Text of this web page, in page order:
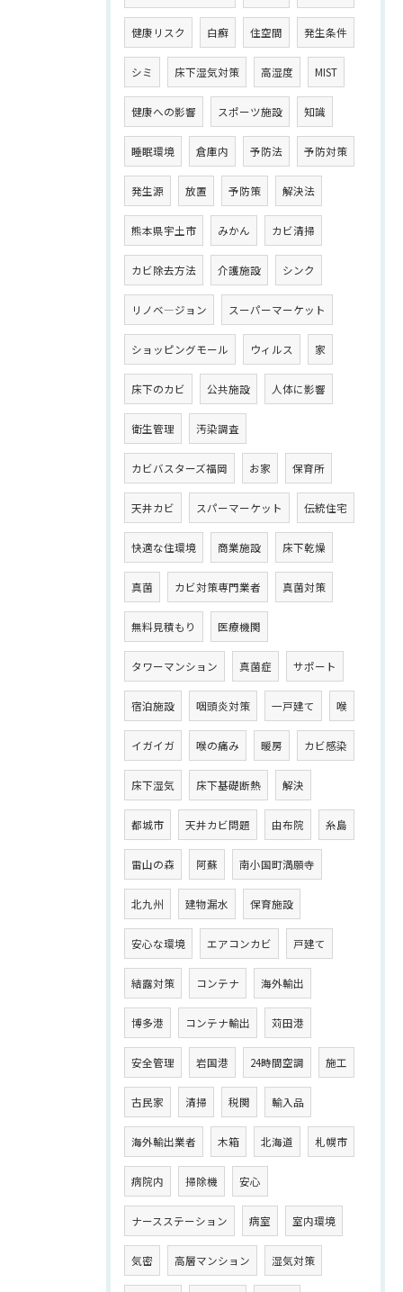
健康リスク 白癬 住空間 発生条件
シミ 床下湿気対策 高湿度 MIST
健康への影響 スポーツ施設 知識
睡眠環境 倉庫内 予防法 予防対策
発生源 放置 予防策 解決法
熊本県宇土市 みかん カビ清掃
カビ除去方法 介護施設 シンク
リノベ―ジョン スーパーマーケット
ショッピングモール ウィルス 家
床下のカビ 公共施設 人体に影響
衛生管理 汚染調査
カビバスターズ福岡 お家 保育所
天井カビ スパーマーケット 伝統住宅
快適な住環境 商業施設 床下乾燥
真菌 カビ対策専門業者 真菌対策
無料見積もり 医療機関
タワーマンション 真菌症 サポート
宿泊施設 咽頭炎対策 一戸建て 喉
イガイガ 喉の痛み 暖房 カビ感染
床下湿気 床下基礎断熱 解決
都城市 天井カビ問題 由布院 糸島
雷山の森 阿蘇 南小国町満願寺
北九州 建物漏水 保育施設
安心な環境 エアコンカビ 戸建て
結露対策 コンテナ 海外輸出
博多港 コンテナ輸出 苅田港
安全管理 岩国港 24時間空調 施工
古民家 清掃 税関 輸入品
海外輸出業者 木箱 北海道 札幌市
病院内 掃除機 安心
ナースステーション 病室 室内環境
気密 高層マンション 湿気対策